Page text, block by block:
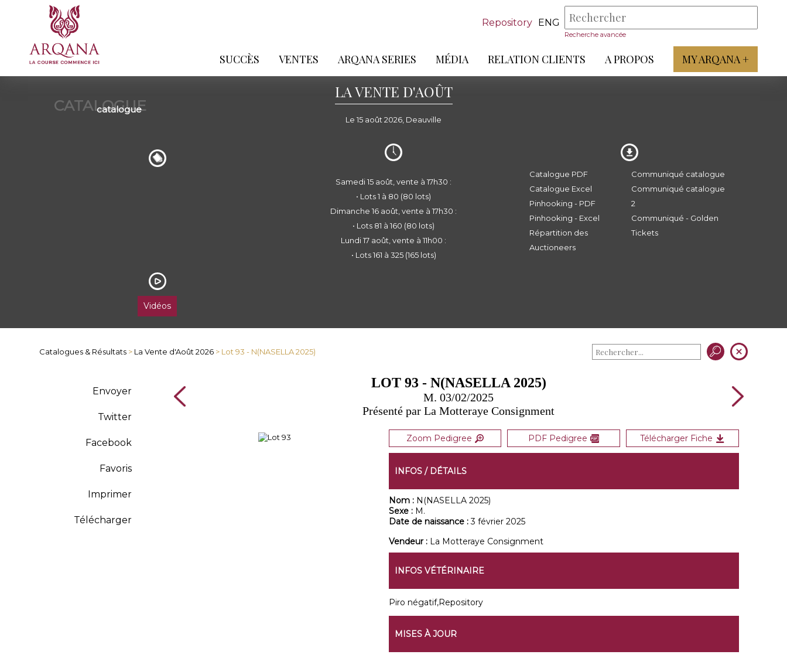
Repository ENG
Recherche avancée
SUCCÈS VENTES ARQANA SERIES MÉDIA RELATION CLIENTS A PROPOS MY ARQANA +
CATALOGUE
catalogue
LA VENTE D'AOÛT
Le 15 août 2026, Deauville
Vidéos
Samedi 15 août, vente à 17h30 :
• Lots 1 à 80 (80 lots)
Dimanche 16 août, vente à 17h30 :
• Lots 81 à 160 (80 lots)
Lundi 17 août, vente à 11h00 :
• Lots 161 à 325 (165 lots)
Catalogue PDF
Catalogue Excel
Pinhooking - PDF
Pinhooking - Excel
Répartition des
Auctioneers
Communiqué catalogue
Communiqué catalogue
2
Communiqué - Golden
Tickets
Catalogues & Résultats > La Vente d'Août 2026 > Lot 93 - N(NASELLA 2025)
Envoyer
Twitter
Facebook
Favoris
Imprimer
Télécharger
LOT 93 - N(NASELLA 2025)
M. 03/02/2025
Présenté par La Motteraye Consignment
Zoom Pedigree PDF Pedigree Télécharger Fiche
INFOS / DÉTAILS
Nom : N(NASELLA 2025)
Sexe : M.
Date de naissance :3 février 2025
Vendeur : La Motteraye Consignment
INFOS VÉTÉRINAIRE
Piro négatif,Repository
MISES À JOUR